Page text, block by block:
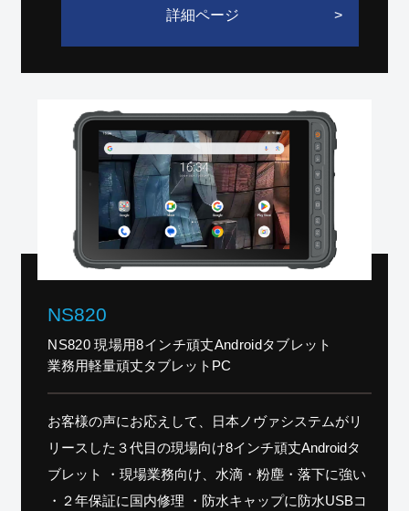
➡ 【耐熱性能をさらに詳しく】 【☑デモ機
無料貸し出し】
詳細ページ
NS820
NS820 現場用8インチ頑丈Androidタブレット
業務用軽量頑丈タブレットPC
お客様の声にお応えして、日本ノヴァシステムがリ
リースした３代目の現場向け8インチ頑丈Androidタ
ブレット ・現場業務向け、水滴・粉塵・落下に強い
・２年保証に国内修理 ・防水キャップに防水USBコ